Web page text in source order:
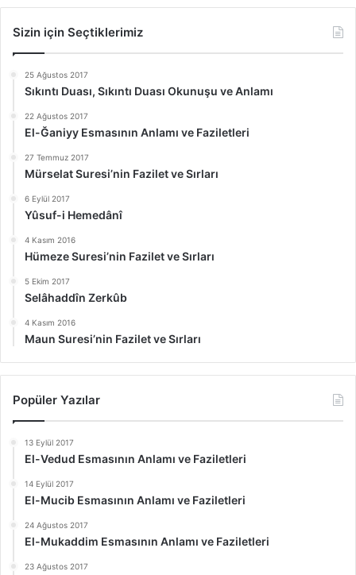
Sizin için Seçtiklerimiz
25 Ağustos 2017
Sıkıntı Duası, Sıkıntı Duası Okunuşu ve Anlamı
22 Ağustos 2017
El-Ğaniyy Esmasının Anlamı ve Faziletleri
27 Temmuz 2017
Mürselat Suresi’nin Fazilet ve Sırları
6 Eylül 2017
Yûsuf-i Hemedânî
4 Kasım 2016
Hümeze Suresi’nin Fazilet ve Sırları
5 Ekim 2017
Selâhaddîn Zerkûb
4 Kasım 2016
Maun Suresi’nin Fazilet ve Sırları
Popüler Yazılar
13 Eylül 2017
El-Vedud Esmasının Anlamı ve Faziletleri
14 Eylül 2017
El-Mucib Esmasının Anlamı ve Faziletleri
24 Ağustos 2017
El-Mukaddim Esmasının Anlamı ve Faziletleri
23 Ağustos 2017